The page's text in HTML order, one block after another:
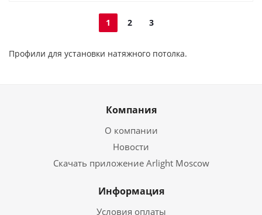
1 2 3
Профили для установки натяжного потолка.
Компания
О компании
Новости
Скачать приложение Arlight Moscow
Информация
Условия оплаты